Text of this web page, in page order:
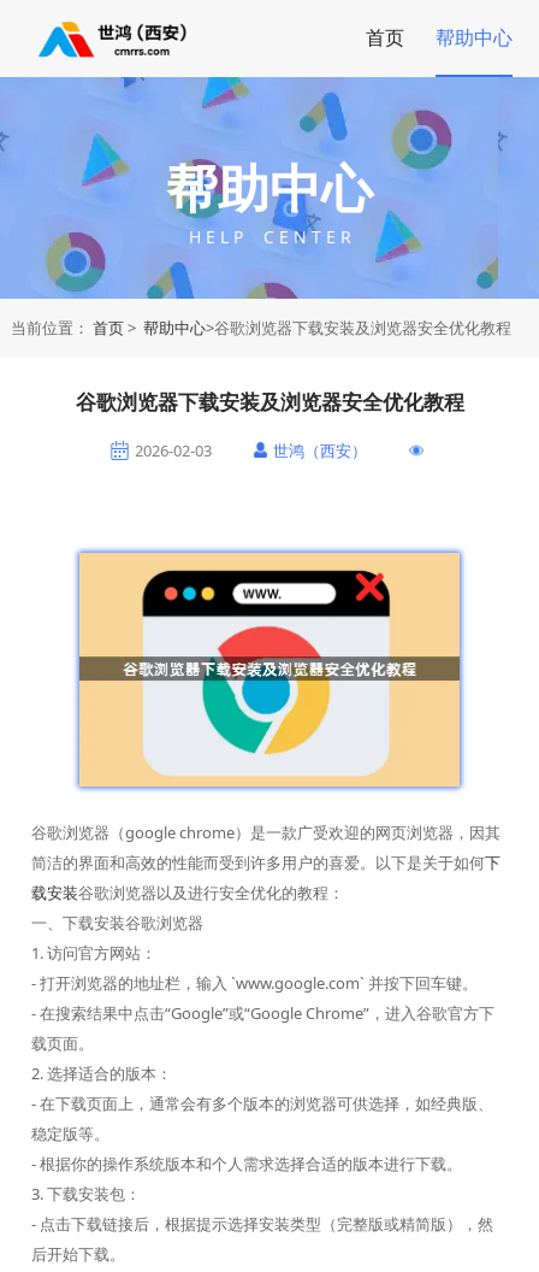
首页 帮助中心
帮助中心
H E L P C E N T E R
当前位置： 首页> 帮助中心>谷歌浏览器下载安装及浏览器安全优化教程
谷歌浏览器下载安装及浏览器安全优化教程
2026-02-03 世鸿（西安）
谷歌浏览器（google chrome）是一款广受欢迎的网页浏览器，因其
简洁的界面和高效的性能而受到许多用户的喜爱。以下是关于如何下
载安装谷歌浏览器以及进行安全优化的教程：
一、下载安装谷歌浏览器
1. 访问官方网站：
- 打开浏览器的地址栏，输入 `www.google.com` 并按下回车键。
- 在搜索结果中点击“Google”或“Google Chrome”，进入谷歌官方下
载页面。
2. 选择适合的版本：
- 在下载页面上，通常会有多个版本的浏览器可供选择，如经典版、
稳定版等。
- 根据你的操作系统版本和个人需求选择合适的版本进行下载。
3. 下载安装包：
- 点击下载链接后，根据提示选择安装类型（完整版或精简版），然
后开始下载。